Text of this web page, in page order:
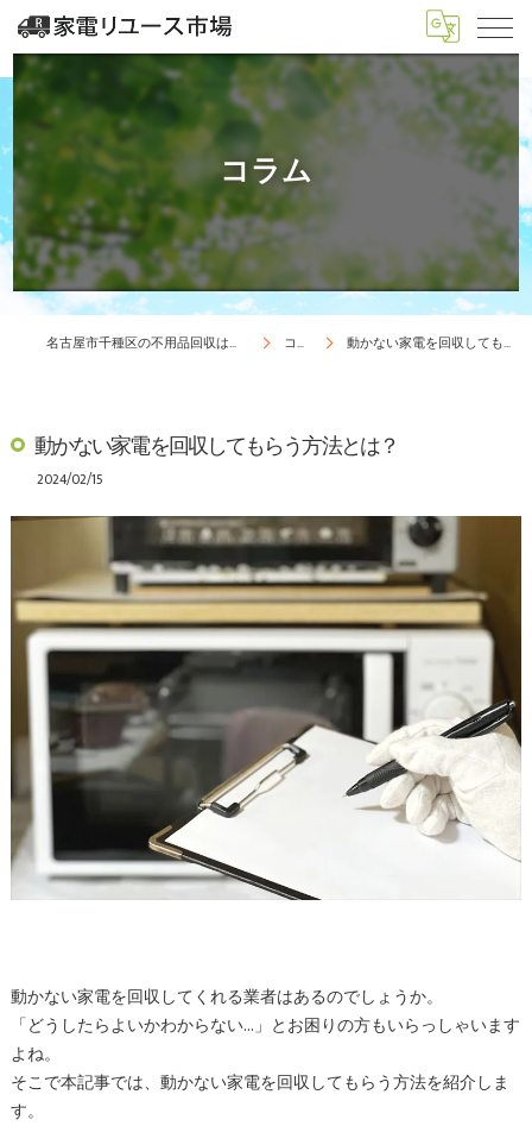
コラム
名古屋市千種区の不用品回収は家電リユース市場 コラム 動かない家電を回収してもらう方法とは？
動かない家電を回収してもらう方法とは？
2024/02/15
動かない家電を回収してくれる業者はあるのでしょうか。
「どうしたらよいかわからない…」とお困りの方もいらっしゃいます
よね。
そこで本記事では、動かない家電を回収してもらう方法を紹介しま
す。